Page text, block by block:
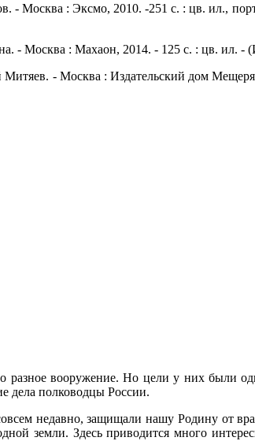
Москва : Эксмо, 2010. -251 с. : цв. ил.,
- Москва : Махаон, 2014. - 125 с. : цв. ил. -
- Москва : Издательский дом
разное вооружение. Но цели у них были
дела полководцы России.
недавно, защищали нашу Родину от
земли. Здесь приводится много